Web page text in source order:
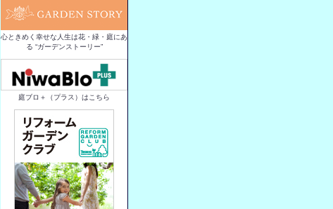
心ときめく幸せな人生は花・緑・庭にあ
る “ガーデンストーリー”
庭ブロ＋（プラス）はこちら